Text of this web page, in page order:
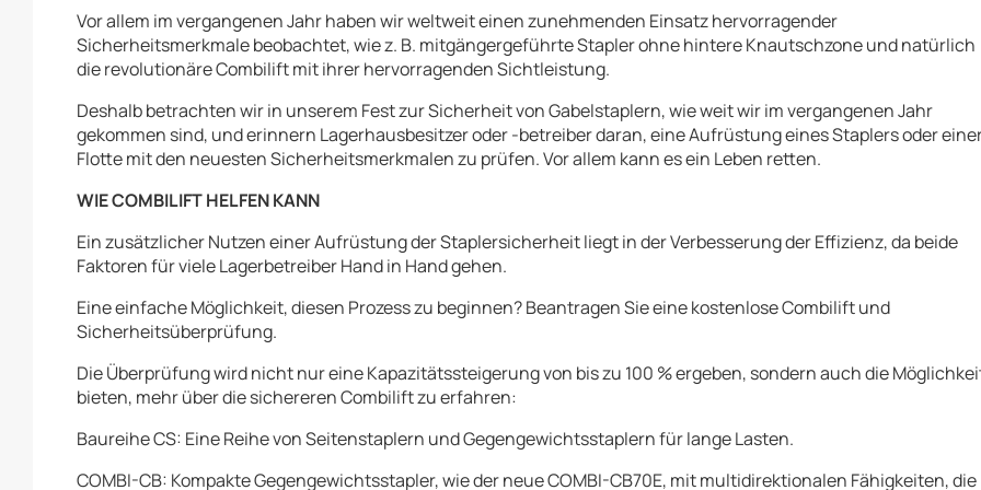
Vor allem im vergangenen Jahr haben wir weltweit einen zunehmenden Einsatz hervorragender
Sicherheitsmerkmale beobachtet, wie z. B. mitgängergeführte Stapler ohne hintere Knautschzone und natürlich
die revolutionäre Combilift mit ihrer hervorragenden Sichtleistung.
Deshalb betrachten wir in unserem Fest zur Sicherheit von Gabelstaplern, wie weit wir im vergangenen Jahr
gekommen sind, und erinnern Lagerhausbesitzer oder -betreiber daran, eine Aufrüstung eines Staplers oder
Flotte mit den neuesten Sicherheitsmerkmalen zu prüfen. Vor allem kann es ein Leben retten.
WIE COMBILIFT HELFEN KANN
Ein zusätzlicher Nutzen einer Aufrüstung der Staplersicherheit liegt in der Verbesserung der Effizienz, da beide
Faktoren für viele Lagerbetreiber Hand in Hand gehen.
Eine einfache Möglichkeit, diesen Prozess zu beginnen? Beantragen Sie eine kostenlose Combilift und
Sicherheitsüberprüfung.
Die Überprüfung wird nicht nur eine Kapazitätssteigerung von bis zu 100 % ergeben, sondern auch die
bieten, mehr über die sichereren Combilift zu erfahren:
Baureihe CS: Eine Reihe von Seitenstaplern und Gegengewichtsstaplern für lange Lasten.
COMBI-CB: Kompakte Gegengewichtsstapler, wie der neue COMBI-CB70E, mit multidirektionalen Fähigkeiten, die